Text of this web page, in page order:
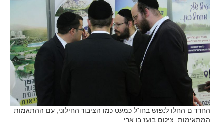
החרדים החלו לנפוש בחו"ל כמעט כמו הציבור החילוני, עם ההתאמות
המתאימות. צילום בועז בן ארי